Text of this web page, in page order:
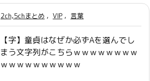
2ch,5chまとめ , VIP , 言葉
【字】童貞はなぜか必ずAを選んでし
まう文字列がこちらｗｗｗｗｗｗｗｗ
ｗｗｗｗｗｗｗｗｗｗ